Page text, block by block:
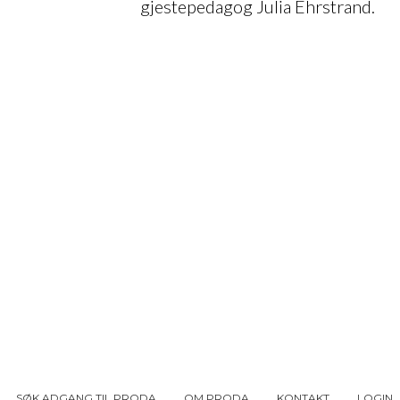
gjestepedagog Julia Ehrstrand.